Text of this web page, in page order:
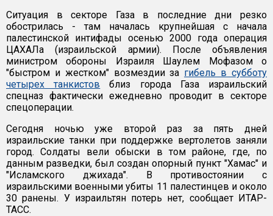
Ситуация в секторе Газа в последние дни резко
обострилась - там началась крупнейшая с начала
палестинской интифады осенью 2000 года операция
ЦАХАЛа (израильской армии). После объявления
министром обороны Израиля Шаулем Мофазом о
"быстром и жестком" возмездии за гибель в субботу
четырех танкистов близ города Газа израильский
спецназ фактически ежедневно проводит в секторе
спецоперации.
Сегодня ночью уже второй раз за пять дней
израильские танки при поддержке вертолетов заняли
город. Солдаты вели обыски в том районе, где, по
данным разведки, был создан опорный пункт "Хамас" и
"Исламского джихада". В противостоянии с
израильскими военными убиты 11 палестинцев и около
30 ранены. У израильтян потерь нет, сообщает ИТАР-
ТАСС.